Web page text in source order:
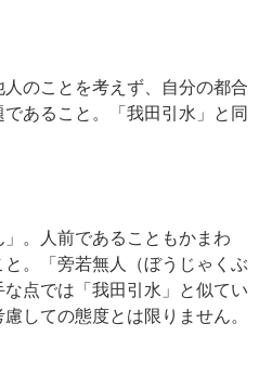
のことを考えず、自分の都合
あること。「我田引水」と同
。人前であることもかまわ
。「旁若無人（ぼうじゃくぶ
点では「我田引水」と似てい
しての態度とは限りません。